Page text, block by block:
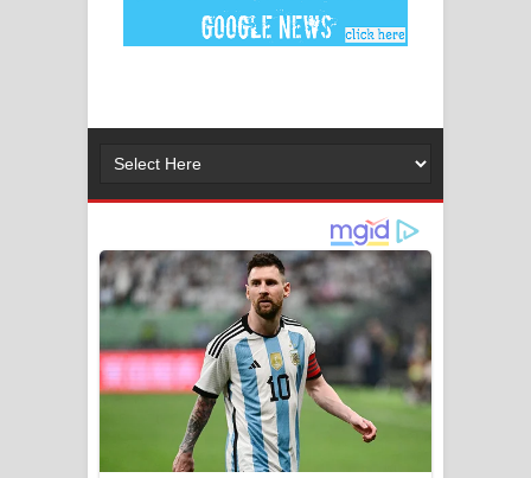
Dai Dai Lyrics - Shakira, Burna Boy |
Gemak Deela Song Lyrics - ගේමක් දීලා
ගීතයේ පද පෙළ
Niwuna Numba Hinda Song Lyrics -
නිවුනා නුඹ හින්දා ගීතයේ පද පෙළ
Numba Dun Aadare Song Lyrics - නුඹ